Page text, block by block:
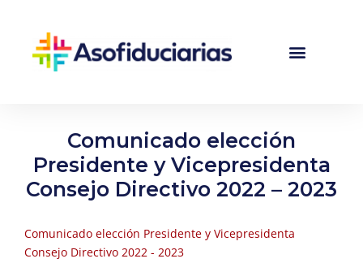
Comunicado elección
Presidente y Vicepresidenta
Consejo Directivo 2022 – 2023
Comunicado elección Presidente y Vicepresidenta
Consejo Directivo 2022 - 2023